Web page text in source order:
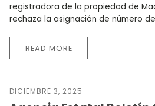
registradora de la propiedad de
rechaza la asignación de número
READ MORE
DICIEMBRE 3, 2025